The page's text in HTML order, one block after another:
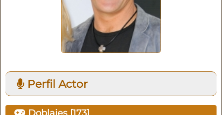
Perfil Actor